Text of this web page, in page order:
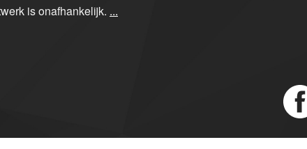
is onafhankelijk. ...